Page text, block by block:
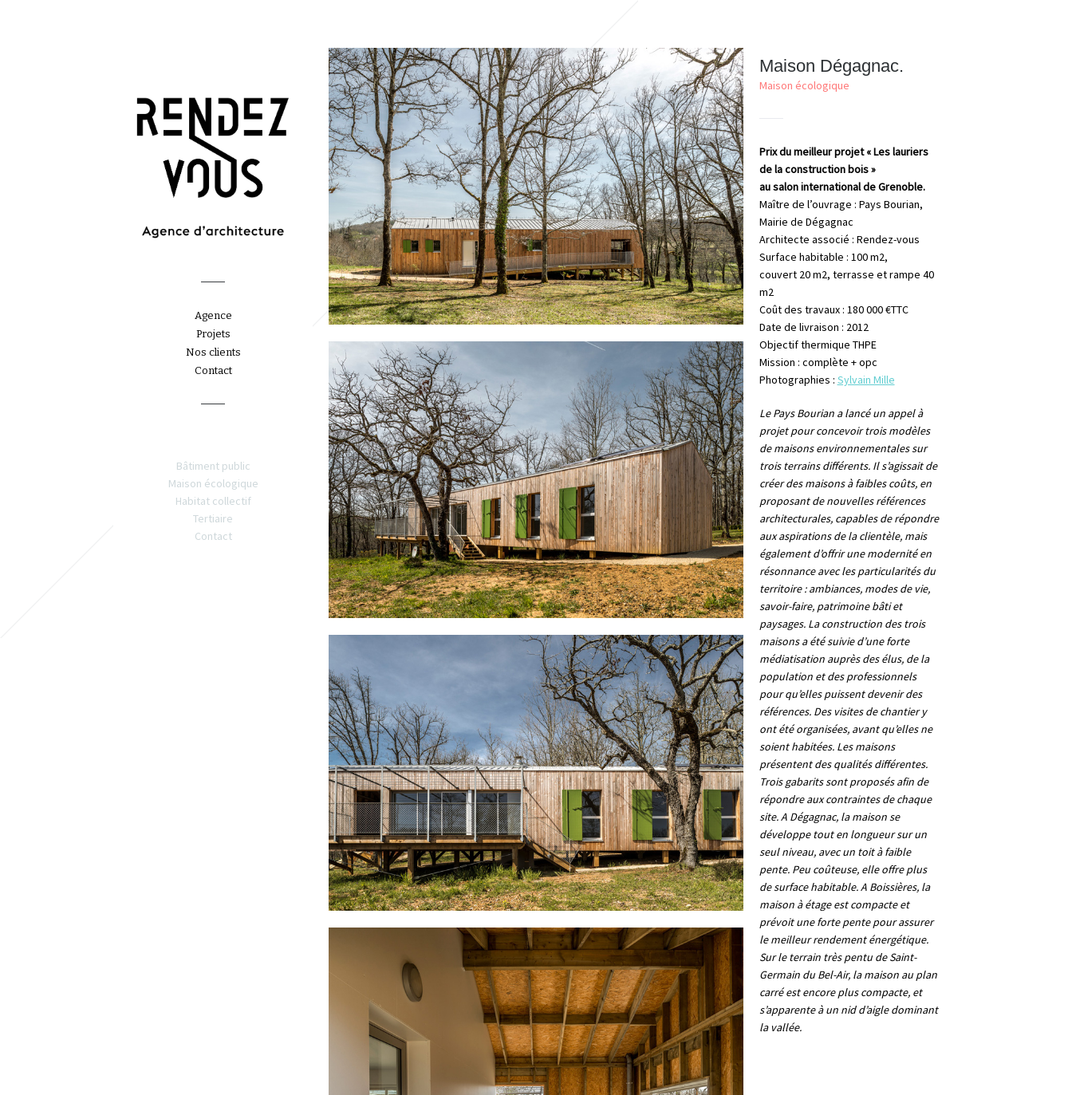
Agence
Projets
Nos clients
Contact
Bâtiment public
Maison écologique
Habitat collectif
Tertiaire
Contact
Maison Dégagnac.
Maison écologique
Prix du meilleur projet « Les lauriers
de la construction bois »
au salon international de Grenoble.
Maître de l’ouvrage : Pays Bourian,
Mairie de Dégagnac
Architecte associé : Rendez-vous
Surface habitable : 100 m2,
couvert 20 m2, terrasse et rampe 40
m2
Coût des travaux : 180 000 €TTC
Date de livraison : 2012
Objectif thermique THPE
Mission : complète + opc
Photographies : Sylvain Mille
Le Pays Bourian a lancé un appel à
projet pour concevoir trois modèles
de maisons environnementales sur
trois terrains différents. Il s’agissait de
créer des maisons à faibles coûts, en
proposant de nouvelles références
architecturales, capables de répondre
aux aspirations de la clientèle, mais
également d’offrir une modernité en
résonnance avec les particularités du
territoire : ambiances, modes de vie,
savoir-faire, patrimoine bâti et
paysages. La construction des trois
maisons a été suivie d’une forte
médiatisation auprès des élus, de la
population et des professionnels
pour qu’elles puissent devenir des
références. Des visites de chantier y
ont été organisées, avant qu’elles ne
soient habitées. Les maisons
présentent des qualités différentes.
Trois gabarits sont proposés afin de
répondre aux contraintes de chaque
site. A Dégagnac, la maison se
développe tout en longueur sur un
seul niveau, avec un toit à faible
pente. Peu coûteuse, elle offre plus
de surface habitable. A Boissières, la
maison à étage est compacte et
prévoit une forte pente pour assurer
le meilleur rendement énergétique.
Sur le terrain très pentu de Saint-
Germain du Bel-Air, la maison au plan
carré est encore plus compacte, et
s’apparente à un nid d’aigle dominant
la vallée.